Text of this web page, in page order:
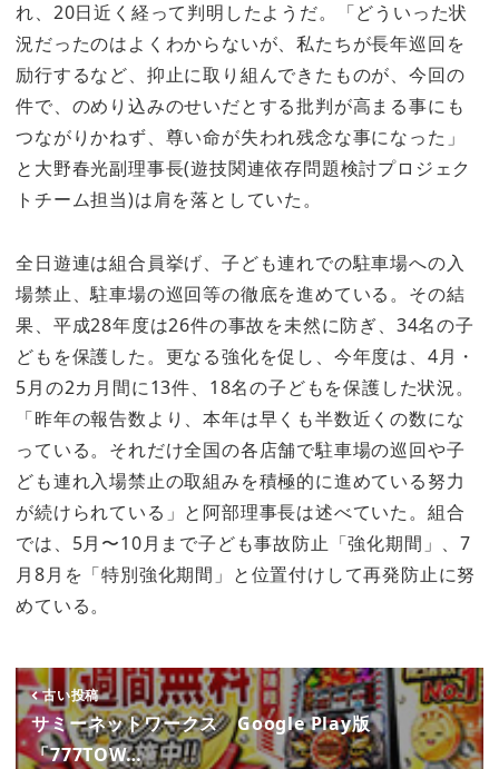
れ、20日近く経って判明したようだ。「どういった状
況だったのはよくわからないが、私たちが長年巡回を
励行するなど、抑止に取り組んできたものが、今回の
件で、のめり込みのせいだとする批判が高まる事にも
つながりかねず、尊い命が失われ残念な事になった」
と大野春光副理事長(遊技関連依存問題検討プロジェク
トチーム担当)は肩を落としていた。
全日遊連は組合員挙げ、子ども連れでの駐車場への入
場禁止、駐車場の巡回等の徹底を進めている。その結
果、平成28年度は26件の事故を未然に防ぎ、34名の子
どもを保護した。更なる強化を促し、今年度は、4月・
5月の2カ月間に13件、18名の子どもを保護した状況。
「昨年の報告数より、本年は早くも半数近くの数にな
っている。それだけ全国の各店舗で駐車場の巡回や子
ども連れ入場禁止の取組みを積極的に進めている努力
が続けられている」と阿部理事長は述べていた。組合
では、5月〜10月まで子ども事故防止「強化期間」、7
月8月を「特別強化期間」と位置付けして再発防止に努
めている。
古い投稿
サミーネットワークス Google Play版
「777TOW…